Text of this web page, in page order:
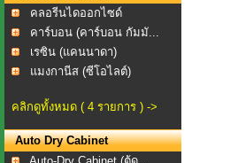
คลอรีนไดออกไซด์
คาร์บอน (คาร์บอน กัมมั...
เรซิน (แคนนาดา)
แมงกานีส (ซีโอไลต์)
คลิกดูทั้งหมด ( 4 รายการ ) ->
Auto Dry Cabinet